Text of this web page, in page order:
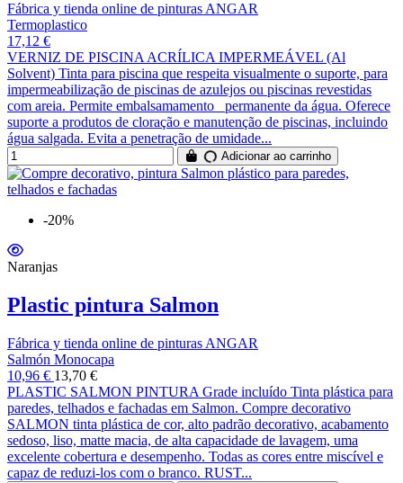
Fábrica y tienda online de pinturas ANGAR
Termoplastico
17,12 €
VERNIZ DE PISCINA ACRÍLICA IMPERMEÁVEL (Al
Solvent) Tinta para piscina que respeita visualmente o suporte, para
impermeabilização de piscinas de azulejos ou piscinas revestidas
com areia. Permite embalsamamento permanente da água. Oferece
suporte a produtos de cloração e manutenção de piscinas, incluindo
água salgada. Evita a penetração de umidade...
Adicionar ao carrinho
-20%
Naranjas
Plastic pintura Salmon
Fábrica y tienda online de pinturas ANGAR
Salmón Monocapa
10,96 € 13,70 €
PLASTIC SALMON PINTURA Grade incluído Tinta plástica para
paredes, telhados e fachadas em Salmon. Compre decorativo
SALMON tinta plástica de cor, alto padrão decorativo, acabamento
sedoso, liso, matte macia, de alta capacidade de lavagem, uma
excelente cobertura e desempenho. Todas as cores entre miscível e
capaz de reduzi-los com o branco. RUST...